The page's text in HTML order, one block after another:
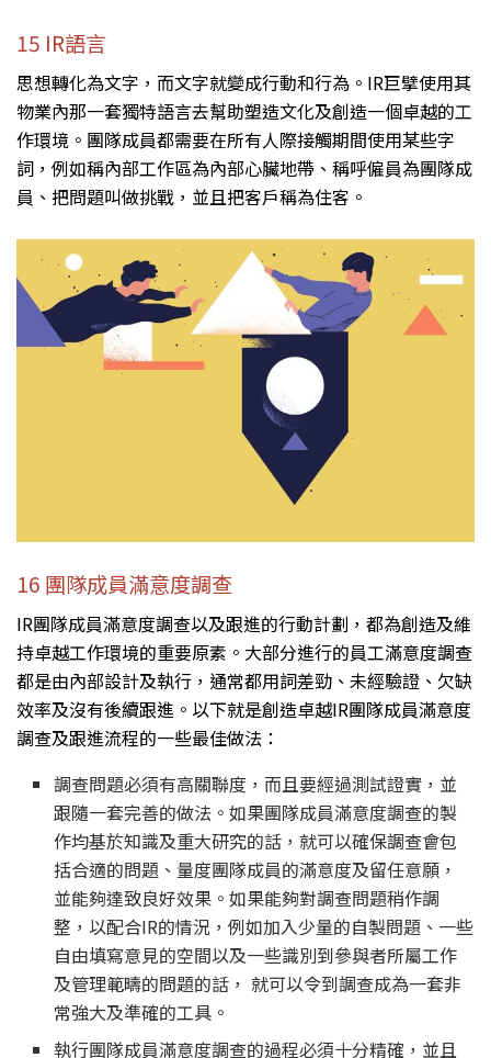
15 IR語言
思想轉化為文字，而文字就變成行動和行為。IR巨擘使用其
物業內那一套獨特語言去幫助塑造文化及創造一個卓越的工
作環境。團隊成員都需要在所有人際接觸期間使用某些字
詞，例如稱內部工作區為內部心臟地帶、稱呼僱員為團隊成
員、把問題叫做挑戰，並且把客戶稱為住客。
16 團隊成員滿意度調查
IR團隊成員滿意度調查以及跟進的行動計劃，都為創造及維
持卓越工作環境的重要原素。大部分進行的員工滿意度調查
都是由內部設計及執行，通常都用詞差勁、未經驗證、欠缺
效率及沒有後續跟進。以下就是創造卓越IR團隊成員滿意度
調查及跟進流程的一些最佳做法：
調查問題必須有高關聯度，而且要經過測試證實，並
跟隨一套完善的做法。如果團隊成員滿意度調查的製
作均基於知識及重大研究的話，就可以確保調查會包
括合適的問題、量度團隊成員的滿意度及留任意願，
並能夠達致良好效果。如果能夠對調查問題稍作調
整，以配合IR的情況，例如加入少量的自製問題、一些
自由填寫意見的空間以及一些識別到參與者所屬工作
及管理範疇的問題的話， 就可以令到調查成為一套非
常強大及準確的工具。
執行團隊成員滿意度調查的過程必須十分精確，並且